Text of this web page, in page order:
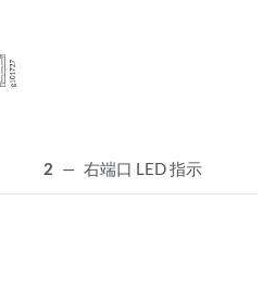
2 — 右端口 LED 指示